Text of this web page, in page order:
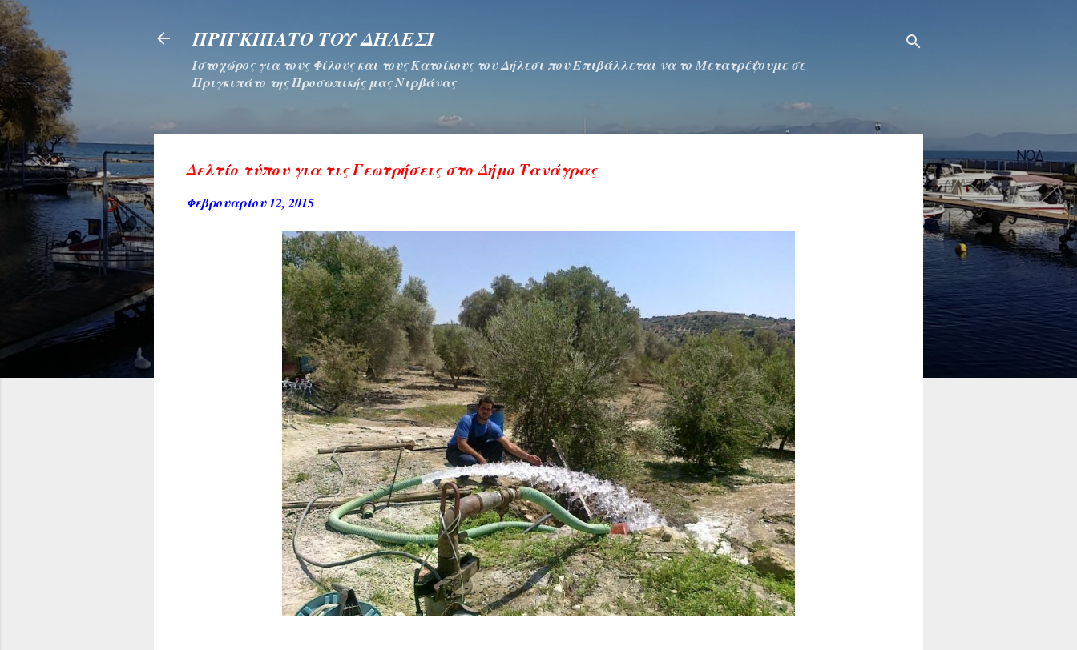
ΠΡΙΓΚΙΠΑΤΟ ΤΟΥ ΔΗΛΕΣΙ
Ιστοχώρος για τους Φίλους και τους Κατοίκους του Δήλεσι που Επιβάλλεται να το Μετατρέψουμε σε
Πριγκιπάτο της Προσωπικής μας Νιρβάνας
Δελτίο τύπου για τις Γεωτρήσεις στο Δήμο Τανάγρας
Φεβρουαρίου 12, 2015